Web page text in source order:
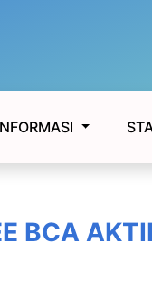
BCA